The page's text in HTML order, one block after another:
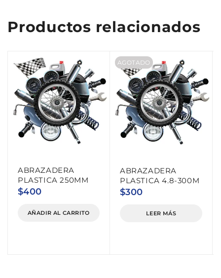
Productos relacionados
ABRAZADERA
PLASTICA 250MM
$400
AÑADIR AL CARRITO
AGOTADO
ABRAZADERA
PLASTICA 4.8-300M
$300
LEER MÁS